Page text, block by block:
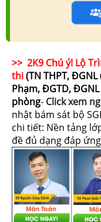
>> 2K9 Chú ý! Lộ
thi(TN THPT,
Phạm, ĐGTD,
phòng- Click xem
nhật bám sát bộ
chi tiết: Nền tảng
đề đủ dạng đáp